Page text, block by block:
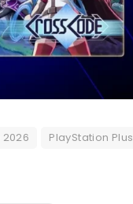
2026
PlayStation Plus